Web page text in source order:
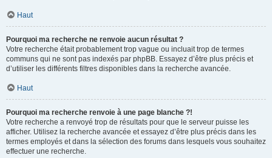
Haut
Pourquoi ma recherche ne renvoie aucun résultat ?
Votre recherche était probablement trop vague ou incluait trop de termes
communs qui ne sont pas indexés par phpBB. Essayez d’être plus précis et
d’utiliser les différents filtres disponibles dans la recherche avancée.
Haut
Pourquoi ma recherche renvoie à une page blanche ?!
Votre recherche a renvoyé trop de résultats pour que le serveur puisse les
afficher. Utilisez la recherche avancée et essayez d’être plus précis dans les
termes employés et dans la sélection des forums dans lesquels vous souhaitez
effectuer une recherche.